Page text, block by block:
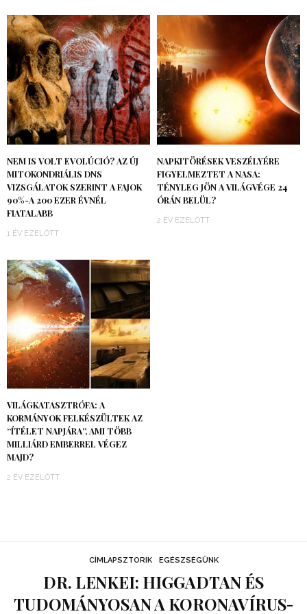
NEM IS VOLT EVOLÚCIÓ? AZ ÚJ
MITOKONDRIÁLIS DNS
VIZSGÁLATOK SZERINT A FAJOK
90%-A 200 EZER ÉVNÉL
FIATALABB
1 ÉV EZELŐTT
NAPKITÖRÉSEK VESZÉLYÉRE
FIGYELMEZTET A NASA:
TÉNYLEG JÖN A VILÁGVÉGE 24
ÓRÁN BELÜL?
2 ÉV EZELŐTT
VILÁGKATASZTRÓFA: A
KORMÁNYOK FELKÉSZÜLTEK AZ
“ÍTÉLET NAPJÁRA”, AMI TÖBB
MILLIÁRD EMBERREL VÉGEZ
MAJD?
2 ÉV EZELŐTT
CÍMLAPSZTORIK EGÉSZSÉGÜNK
DR. LENKEI: HIGGADTAN ÉS
TUDOMÁNYOSAN A KORONAVÍRUS-